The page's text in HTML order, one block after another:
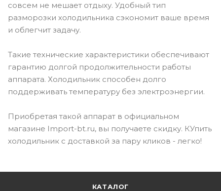
совсем не мешает отдыху. Удобный тип
разморозки холодильника сэкономит ваше время
и облегчит задачу.
Такие технические характеристики обеспечивают
гарантию долгой продолжительности работы
аппарата. Холодильник способен долго
поддерживать температуру без электроэнергии.
Приобретая такой аппарат в официальном
магазине Import-bt.ru, вы получаете скидку. КУпить
холодильник с доставкой за пару кликов - легко!
КАТАЛОГ